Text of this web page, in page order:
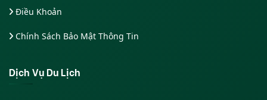
Điều Khoản
Chính Sách Bảo Mật Thông Tin
Dịch Vụ Du Lịch